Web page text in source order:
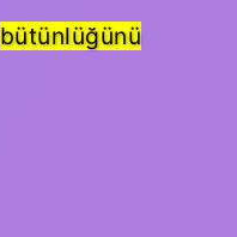
bütünlüğünü